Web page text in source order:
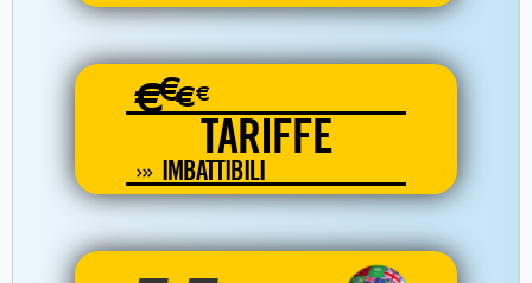
€€€€
TARIFFE
IMBATTIBILI